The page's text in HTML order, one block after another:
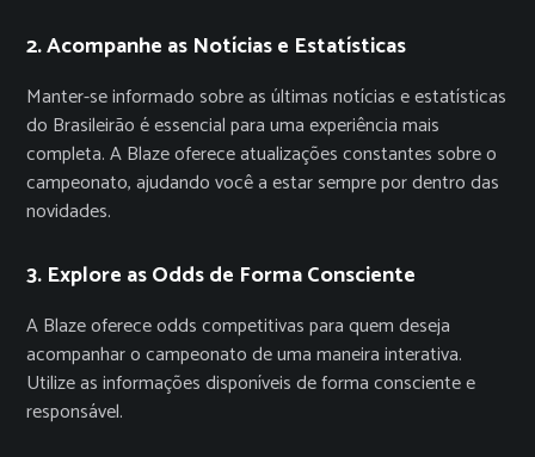
2. Acompanhe as Notícias e Estatísticas
Manter-se informado sobre as últimas notícias e estatísticas
do Brasileirão é essencial para uma experiência mais
completa. A Blaze oferece atualizações constantes sobre o
campeonato, ajudando você a estar sempre por dentro das
novidades.
3. Explore as Odds de Forma Consciente
A Blaze oferece odds competitivas para quem deseja
acompanhar o campeonato de uma maneira interativa.
Utilize as informações disponíveis de forma consciente e
responsável.